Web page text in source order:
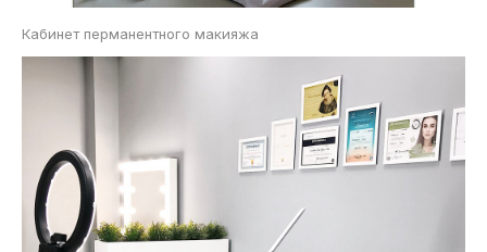
Кабинет перманентного макияжа